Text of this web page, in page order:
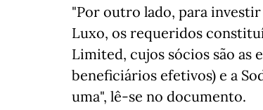
"Por outro lado, para
Luxo, os requeridos
Limited, cujos sócios são as
beneficiários efetivos) e a
uma", lê-se no documento.